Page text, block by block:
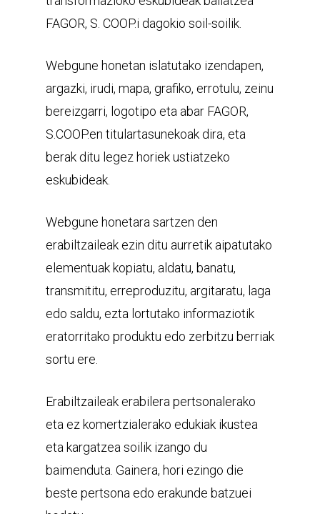
FAGOR, S. COOP.i dagokio soil-soilik.
Webgune honetan islatutako izendapen,
argazki, irudi, mapa, grafiko, errotulu, zeinu
bereizgarri, logotipo eta abar FAGOR,
S.COOP.en titulartasunekoak dira, eta
berak ditu legez horiek ustiatzeko
eskubideak.
Webgune honetara sartzen den
erabiltzaileak ezin ditu aurretik aipatutako
elementuak kopiatu, aldatu, banatu,
transmititu, erreproduzitu, argitaratu, laga
edo saldu, ezta lortutako informaziotik
eratorritako produktu edo zerbitzu berriak
sortu ere.
Erabiltzaileak erabilera pertsonalerako
eta ez komertzialerako edukiak ikustea
eta kargatzea soilik izango du
baimenduta. Gainera, hori ezingo die
beste pertsona edo erakunde batzuei